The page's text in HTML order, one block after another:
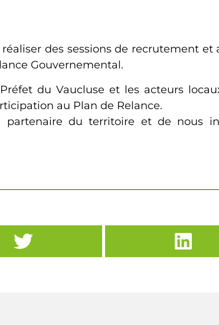
des sessions de recrutement
Gouvernemental.
du Vaucluse et les acteurs
au Plan de Relance.
partenaire du territoire et de nous